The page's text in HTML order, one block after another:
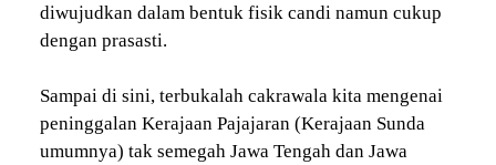
diwujudkan dalam bentuk fisik candi namun cukup
dengan prasasti.
Sampai di sini, terbukalah cakrawala kita mengenai
peninggalan Kerajaan Pajajaran (Kerajaan Sunda
umumnya) tak semegah Jawa Tengah dan Jawa